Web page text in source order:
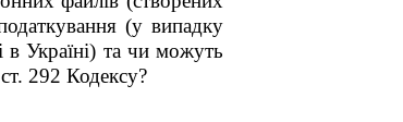
(у випадку
в Україні) та чи можуть
292 Кодексу?